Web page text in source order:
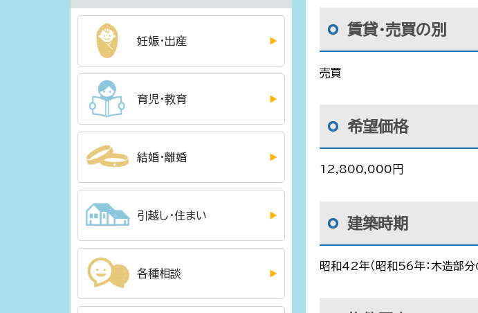
妊娠・出産
育児・教育
結婚・離婚
引越し・住まい
各種相談
賃貸・売買の別
売買
希望価格
12,800,000円
建築時期
昭和42年（昭和56年：木造部分